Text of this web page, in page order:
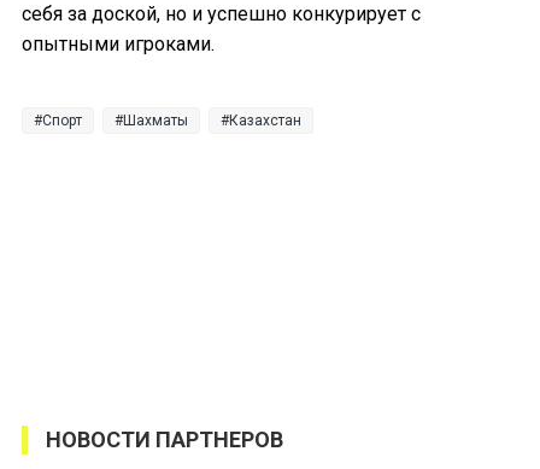
себя за доской, но и успешно конкурирует с
опытными игроками.
Спорт Шахматы Казахстан
НОВОСТИ ПАРТНЕРОВ